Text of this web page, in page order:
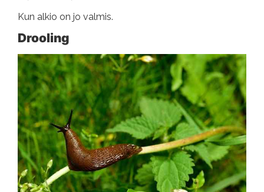
Kun alkio on jo valmis.
Drooling